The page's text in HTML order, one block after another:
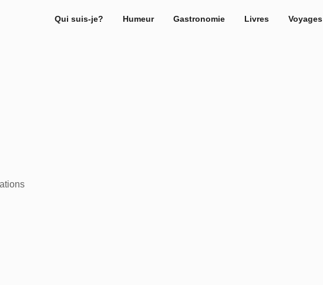
Qui suis-je? Humeur Gastronomie Livres Voyages